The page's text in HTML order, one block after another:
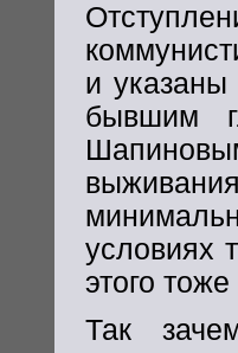
и
бывшим
условиях
этого
Так